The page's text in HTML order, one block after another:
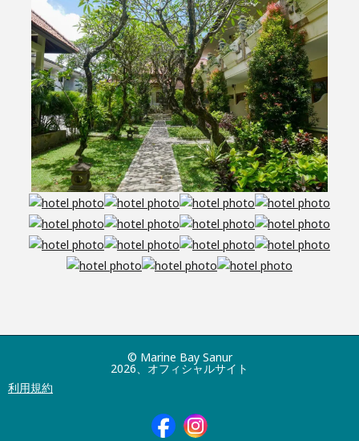
© Marine Bay Sanur
2026、オフィシャルサイト
利用規約